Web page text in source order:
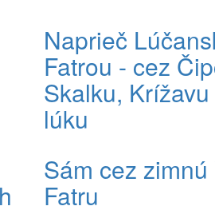
Naprieč
Fatrou - cez
Skalku,
lúku
Sám cez zimnú
Fatru